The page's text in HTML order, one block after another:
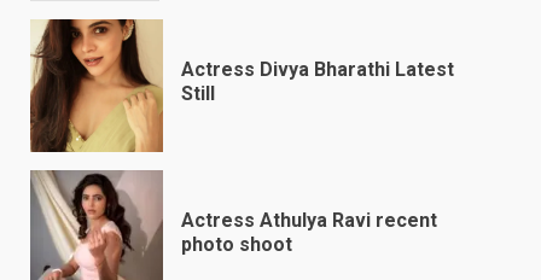
Actress Divya Bharathi Latest
Still
Actress Athulya Ravi recent
photo shoot